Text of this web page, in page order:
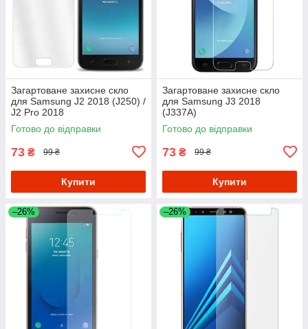
Загартоване захисне скло
для Samsung J2 2018 (J250) /
J2 Pro 2018
Готово до відправки
73 ₴ 99 ₴
Купити
Загартоване захисне скло
для Samsung J3 2018
(J337A)
Готово до відправки
73 ₴ 99 ₴
Купити
–26% –26%